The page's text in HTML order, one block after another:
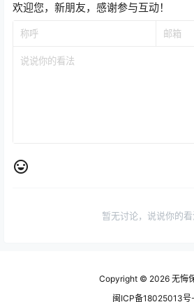
欢迎您，新朋友，感谢参与互动！
暂无讨论，说说你的
Copyright © 2026 无悔
闽ICP备18025013